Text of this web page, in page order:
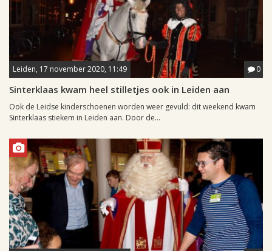
Leiden, 17 november 2020, 11:49 0
Sinterklaas kwam heel stilletjes ook in Leiden aan
Ook de Leidse kinderschoenen worden weer gevuld: dit weekend kwam
Sinterklaas stiekem in Leiden aan. Door de...